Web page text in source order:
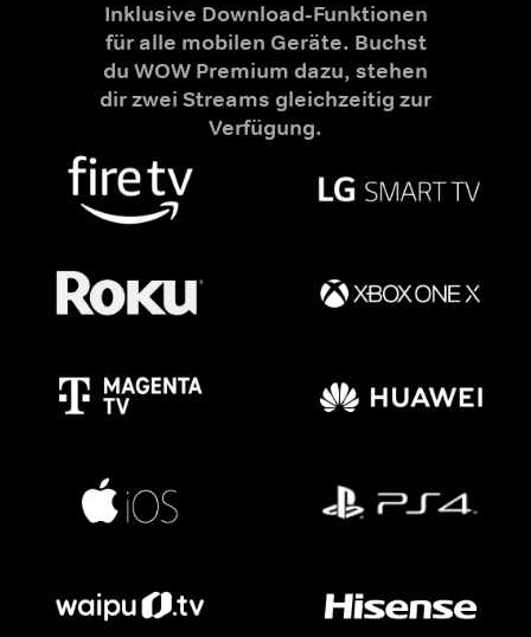
Inklusive Download-Funktionen
für alle mobilen Geräte. Buchst
du WOW Premium dazu, stehen
dir zwei Streams gleichzeitig zur
Verfügung.